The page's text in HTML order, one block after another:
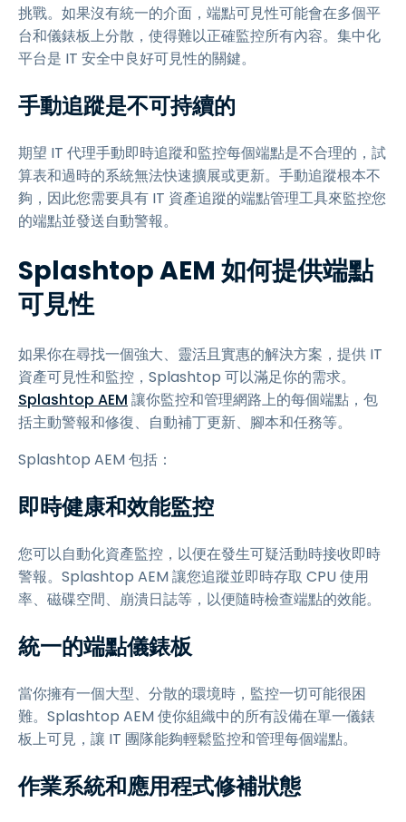
挑戰。如果沒有統一的介面，端點可見性可能會在多個平
台和儀錶板上分散，使得難以正確監控所有內容。集中化
平台是 IT 安全中良好可見性的關鍵。
手動追蹤是不可持續的
期望 IT 代理手動即時追蹤和監控每個端點是不合理的，試
算表和過時的系統無法快速擴展或更新。手動追蹤根本不
夠，因此您需要具有 IT 資產追蹤的端點管理工具來監控您
的端點並發送自動警報。
Splashtop AEM 如何提供端點
可見性
如果你在尋找一個強大、靈活且實惠的解決方案，提供 IT
資產可見性和監控，Splashtop 可以滿足你的需求。
Splashtop AEM 讓你監控和管理網路上的每個端點，包
括主動警報和修復、自動補丁更新、腳本和任務等。
Splashtop AEM 包括：
即時健康和效能監控
您可以自動化資產監控，以便在發生可疑活動時接收即時
警報。Splashtop AEM 讓您追蹤並即時存取 CPU 使用
率、磁碟空間、崩潰日誌等，以便隨時檢查端點的效能。
統一的端點儀錶板
當你擁有一個大型、分散的環境時，監控一切可能很困
難。Splashtop AEM 使你組織中的所有設備在單一儀錶
板上可見，讓 IT 團隊能夠輕鬆監控和管理每個端點。
作業系統和應用程式修補狀態